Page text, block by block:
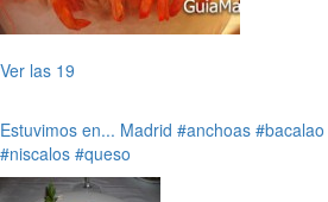
Ver las 19
Estuvimos en... Madrid #anchoas #bacalao
#niscalos #queso